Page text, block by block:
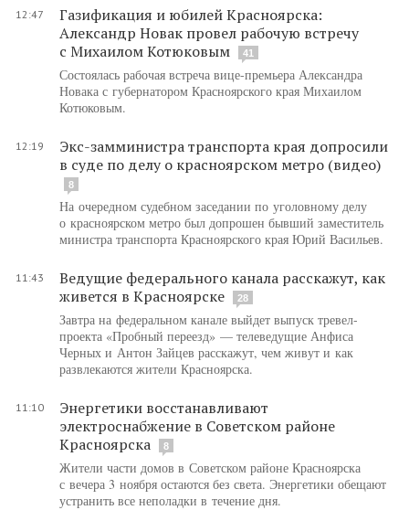
12:47
Газификация и юбилей Красноярска:
Александр Новак провел рабочую встречу
с Михаилом Котюковым
41
Состоялась рабочая встреча вице-премьера Александра
Новака с губернатором Красноярского края Михаилом
Котюковым.
12:19
Экс-замминистра транспорта края допросили
в суде по делу о красноярском метро (видео)
8
На очередном судебном заседании по уголовному делу
о красноярском метро был допрошен бывший заместитель
министра транспорта Красноярского края Юрий Васильев.
11:43
Ведущие федерального канала расскажут, как
живется в Красноярске
28
Завтра на федеральном канале выйдет выпуск тревел-
проекта «Пробный переезд» — телеведущие Анфиса
Черных и Антон Зайцев расскажут, чем живут и как
развлекаются жители Красноярска.
11:10
Энергетики восстанавливают
электроснабжение в Советском районе
Красноярска
8
Жители части домов в Советском районе Красноярска
с вечера 3 ноября остаются без света. Энергетики обещают
устранить все неполадки в течение дня.